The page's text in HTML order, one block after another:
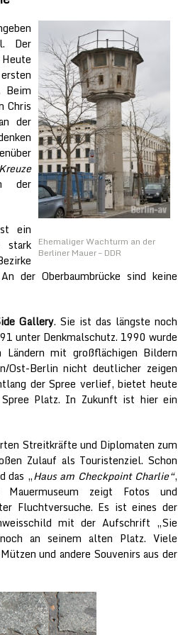
Ehemaliger Wachturm an der
Berliner Mauer – DDR
Der
Beim
Chris
der
Kreuze
der
ein
stark
der Oberbaumbrücke sind keine
Gallery. Sie ist das längste noch
unter Denkmalschutz. 1990 wurde
mit großflächigen Bildern
Ost-Berlin nicht deutlicher zeigen
der Spree verlief, bietet heute
Platz. In Zukunft ist hier ein
Streitkräfte und Diplomaten zum
Zulauf als Touristenziel. Schon
das „Haus am Checkpoint Charlie“,
zeigt Fotos und
Fluchtversuche. Es ist eines der
mit der Aufschrift „Sie
an seinem alten Platz. Viele
und andere Souvenirs aus der